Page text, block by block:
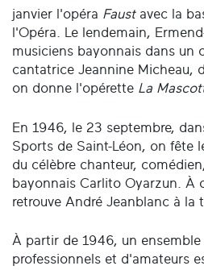
janvier l'opéra Faust avec la
l'Opéra. Le lendemain,
musiciens bayonnais dans un
cantatrice Jeannine Micheau,
on donne l'opérette La
En 1946, le 23 septembre,
Sports de Saint-Léon, on fête
du célèbre chanteur,
bayonnais Carlito Oyarzun. À
retrouve André Jeanblanc à la
À partir de 1946, un
professionnels et d'amateurs